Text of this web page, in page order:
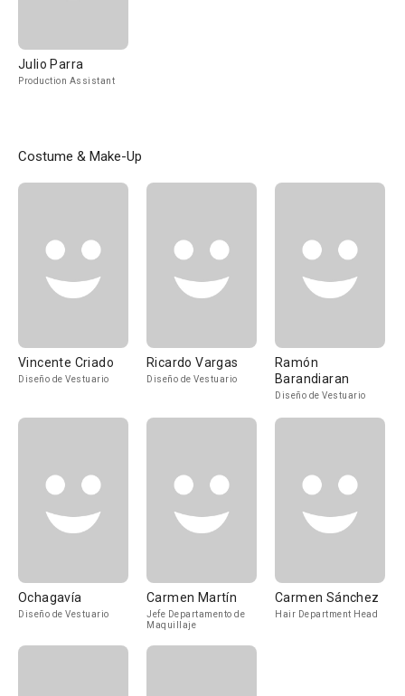
Julio Parra
Production Assistant
Costume & Make-Up
Vincente Criado
Diseño de Vestuario
Ricardo Vargas
Diseño de Vestuario
Ramón
Barandiaran
Diseño de Vestuario
Ochagavía
Diseño de Vestuario
Carmen Martín
Jefe Departamento de
Maquillaje
Carmen Sánchez
Hair Department Head